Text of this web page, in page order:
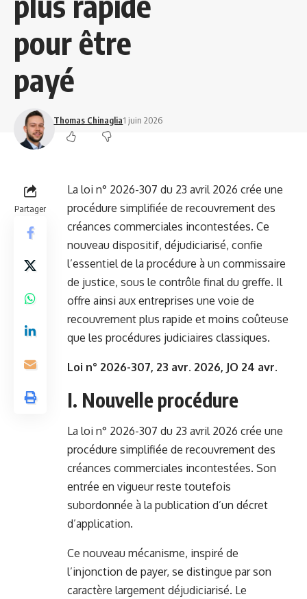
pour être
payé
Thomas Chinaglia1 juin 2026
Partager
La loi n° 2026-307 du 23 avril 2026 crée une
procédure simplifiée de recouvrement des
créances commerciales incontestées. Ce
nouveau dispositif, déjudiciarisé, confie
l’essentiel de la procédure à un commissaire
de justice, sous le contrôle final du greffe. Il
offre ainsi aux entreprises une voie de
recouvrement plus rapide et moins coûteuse
que les procédures judiciaires classiques.
Loi n° 2026-307, 23 avr. 2026, JO 24 avr.
I. Nouvelle procédure
La loi n° 2026-307 du 23 avril 2026 crée une
procédure simplifiée de recouvrement des
créances commerciales incontestées. Son
entrée en vigueur reste toutefois
subordonnée à la publication d’un décret
d’application.
Ce nouveau mécanisme, inspiré de
l’injonction de payer, se distingue par son
caractère largement déjudiciarisé. Le